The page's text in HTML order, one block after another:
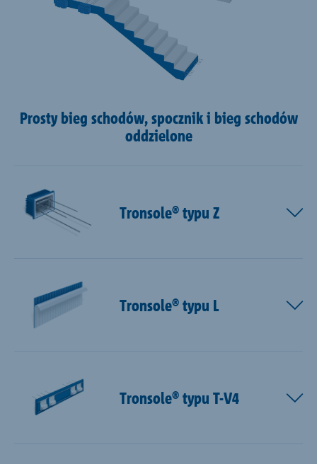
Prosty bieg schodów, spocznik i bieg schodów
oddzielone
Tronsole® typu Z
Tronsole® typu L
Tronsole® typu T-V4